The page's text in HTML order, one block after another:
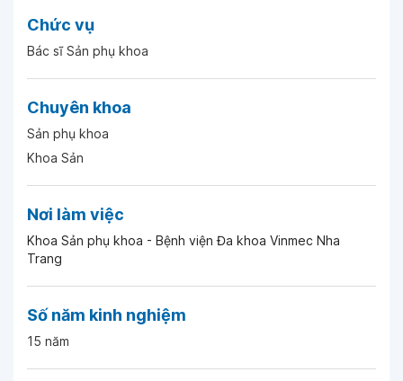
Chức vụ
Bác sĩ Sản phụ khoa
Chuyên khoa
Sản phụ khoa
Khoa Sản
Nơi làm việc
Khoa Sản phụ khoa - Bệnh viện Đa khoa Vinmec Nha
Trang
Số năm kinh nghiệm
15 năm